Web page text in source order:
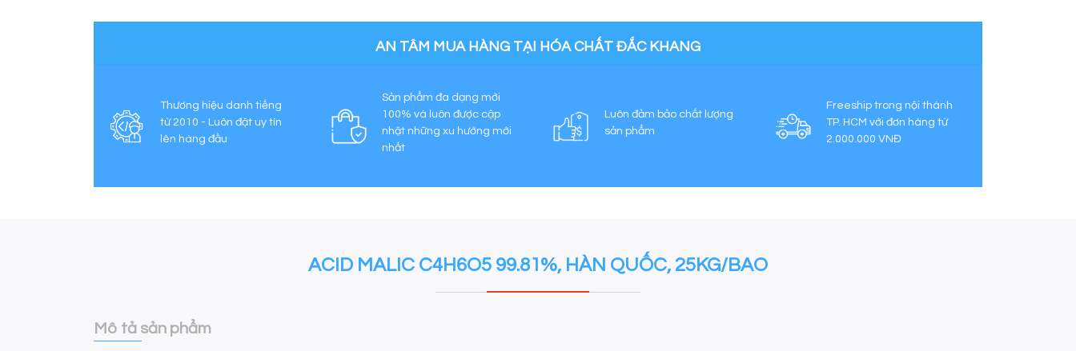
AN TÂM MUA HÀNG TẠI HÓA CHẤT ĐẮC KHANG
Thương hiệu danh tiếng
từ 2010 - Luôn đặt uy tín
lên hàng đầu
Sản phẩm đa dạng mới
100% và luôn được cập
nhật những xu hướng mới
nhất
Luôn đảm bảo chất lượng
sản phẩm
Freeship trong nội thành
TP. HCM với đơn hàng từ
2.000.000 VNĐ
ACID MALIC C4H6O5 99.81%, HÀN QUỐC, 25KG/BAO
Mô tả sản phẩm